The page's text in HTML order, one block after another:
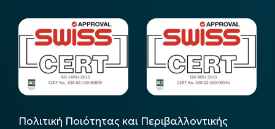
Πολιτική Ποιότητας και Περιβαλλοντικής